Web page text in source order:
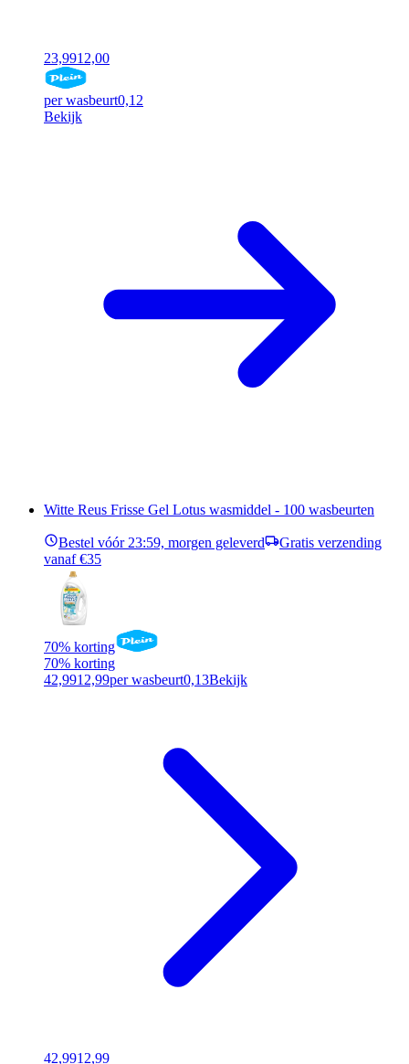
23,9912,00
per wasbeurt0,12
Bekijk
Witte Reus Frisse Gel Lotus wasmiddel - 100 wasbeurten
Bestel vóór 23:59, morgen geleverd
Gratis verzending
vanaf €35
70% korting
70% korting
42,9912,99per wasbeurt0,13Bekijk
42,9912,99